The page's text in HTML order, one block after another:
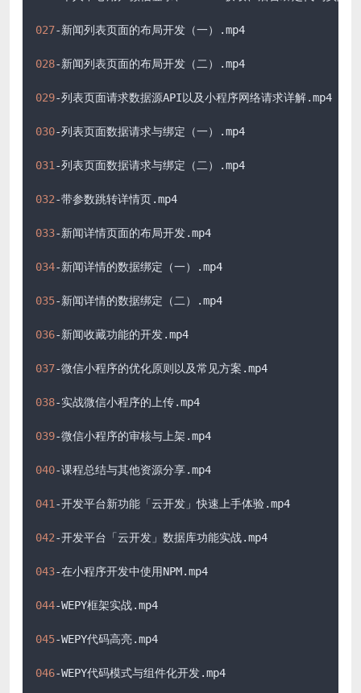
027-新闻列表页面的布局开发（一） .mp4
028-新闻列表页面的布局开发（二） .mp4
029-列表页面请求数据源API以及小程序网络请求详解.mp4
030-列表页面数据请求与绑定（一） .mp4
031-列表页面数据请求与绑定（二） .mp4
032-带参数跳转详情页.mp4
033-新闻详情页面的布局开发.mp4
034-新闻详情的数据绑定（一） .mp4
035-新闻详情的数据绑定（二） .mp4
036-新闻收藏功能的开发.mp4
037-微信小程序的优化原则以及常见方案 .mp4
038-实战微信小程序的上传.mp4
039-微信小程序的审核与上架 .mp4
040-课程总结与其他资源分享.mp4
041-开发平台新功能「云开发」快速上手体验.mp4
042-开发平台「云开发」数据库功能实战.mp4
043-在小程序开发中使用NPM.mp4
044-WEPY框架实战.mp4
045-WEPY代码高亮.mp4
046-WEPY代码模式与组件化开发.mp4